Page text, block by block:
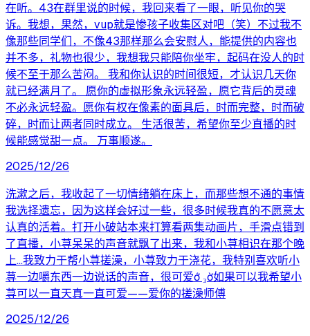
在听。43在群里说的时候，我回来看了一眼，听见你的哭
诉。我想，果然，vup就是惨孩子收集区对吧（笑）不过我不
像那些同学们，不像43那样那么会安慰人，能提供的内容也
并不多，礼物也很少，我想我只能陪你坐牢，起码在没人的时
候不至于那么苦闷。 我和你认识的时间很短，才认识几天你
就已经满月了。 愿你的虚拟形象永远轻盈，愿它背后的灵魂
不必永远轻盈。愿你有权在像素的面具后，时而完整，时而破
碎，时而让两者同时成立。 生活很苦，希望你至少直播的时
候能感觉甜一点。 万事顺遂。
2025/12/26
洗漱之后，我收起了一切情绪躺在床上，而那些想不通的事情
我选择遗忘，因为这样会好过一些，很多时候我真的不愿意太
认真的活着。打开小破站本来打算看两集动画片，手滑点错到
了直播，小荨呆呆的声音就飘了出来，我和小荨相识在那个晚
上...我致力于帮小荨搓澡，小荨致力于浇花，我特别喜欢听小
荨一边嚼东西一边说话的声音，很可爱ớ ₃ờ如果可以我希望小
荨可以一直天真一直可爱——爱你的搓澡师傅
2025/12/26